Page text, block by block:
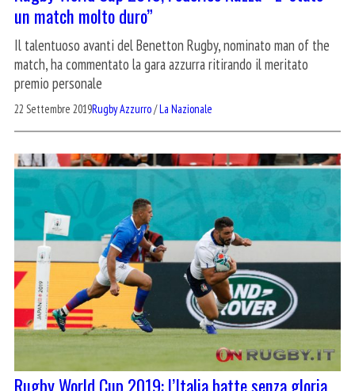
un match molto duro”
Il talentuoso avanti del Benetton Rugby, nominato man of the
match, ha commentato la gara azzurra ritirando il meritato
premio personale
22 Settembre 2019Rugby Azzurro/La Nazionale
Rugby World Cup 2019: l’Italia batte senza gloria